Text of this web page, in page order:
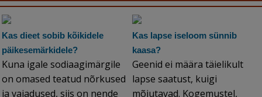
Kas dieet sobib kõikidele
päikesemärkidele?
Kuna igale sodiaagimärgile
on omased teatud nõrkused
ja vajadused, siis on nende
Kas lapse iseloom sünnib
kaasa?
Geenid ei määra täielikult
lapse saatust, kuigi
mõjutavad. Kogemustel,